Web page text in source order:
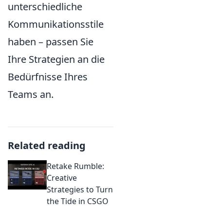
unterschiedliche
Kommunikationsstile
haben – passen Sie
Ihre Strategien an die
Bedürfnisse Ihres
Teams an.
Related reading
Retake Rumble:
Creative
Strategies to Turn
the Tide in CSGO